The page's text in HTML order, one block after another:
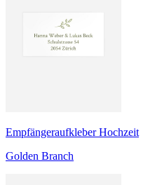
Empfängeraufkleber Hochzeit
Golden Branch